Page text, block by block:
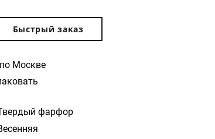
Быстрый заказ
Москве
фарфор